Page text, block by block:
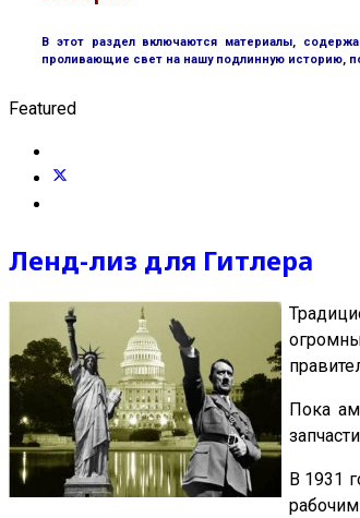
В этот раздел включаются материалы,
проливающие свет на нашу подлинную историю,
Featured
Ленд-лиз для Гитлера
Пока
В 1931